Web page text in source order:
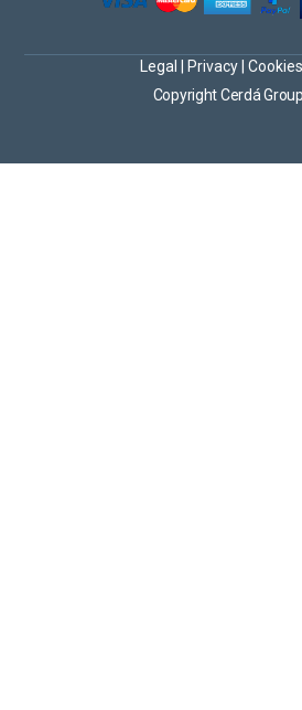
Copyright Cerdá
Legal Privacy